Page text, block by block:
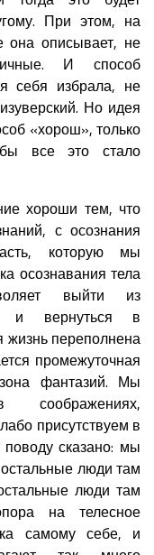
При этом, на
она описывает, не
И способ
себя избрала, не
Но идея
«хорош», только
все это стало
хороши тем, что
с осознания
которую мы
осознавания тела
выйти из
и вернуться в
жизнь переполнена
промежуточная
фантазий. Мы
присутствуем в
сказано: мы
люди там
люди там
на телесное
самому себе, и